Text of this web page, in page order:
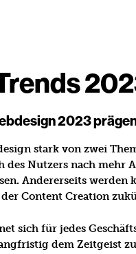
2023
stark von zwei
des Nutzers nach
Andererseits
Content Creation
sich für jedes
dem Zeitgeist